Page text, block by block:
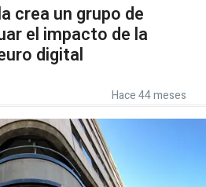
crea un grupo de
el impacto de la
digital
Hace 44 meses